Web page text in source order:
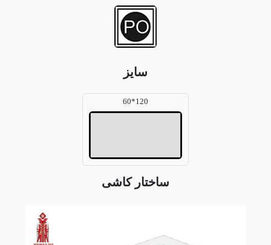
سایز
120*60
ساختار کاشی